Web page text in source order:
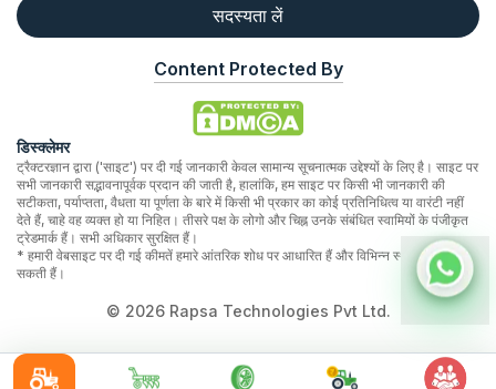
सदस्यता लें
Content Protected By
डिस्क्लेमर
ट्रैक्टरज्ञान द्वारा ('साइट') पर दी गई जानकारी केवल सामान्य सूचनात्मक उद्देश्यों के लिए है। साइट पर
सभी जानकारी सद्भावनापूर्वक प्रदान की जाती है, हालांकि, हम साइट पर किसी भी जानकारी की
सटीकता, पर्याप्तता, वैधता या पूर्णता के बारे में किसी भी प्रकार का कोई प्रतिनिधित्व या वारंटी नहीं
देते हैं, चाहे वह व्यक्त हो या निहित। तीसरे पक्ष के लोगो और चिह्न उनके संबंधित स्वामियों के पंजीकृत
ट्रेडमार्क हैं। सभी अधिकार सुरक्षित हैं।
* हमारी वेबसाइट पर दी गई कीमतें हमारे आंतरिक शोध पर आधारित हैं और विभिन्न स्थानों पर भिन्न हो
सकती हैं।
© 2026Rapsa Technologies Pvt Ltd.